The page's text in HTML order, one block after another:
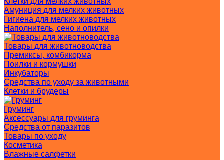
Амуниция для мелких животных
Гигиена для мелких животных
Наполнитель, сено и опилки
Товары для животноводства
Премиксы, комбикорма
Поилки и кормушки
Инкубаторы
Средства по уходу за животными
Клетки и брудеры
Груминг
Аксессуары для груминга
Средства от паразитов
Товары по уходу
Косметика
Влажные салфетки